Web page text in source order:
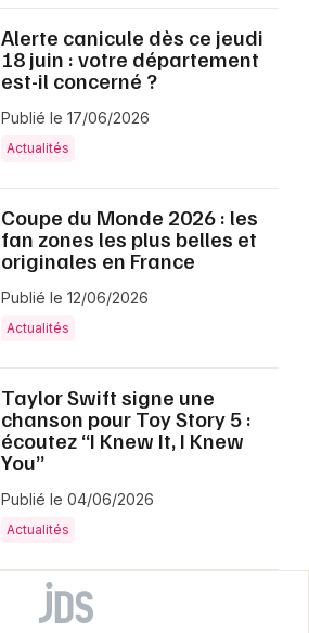
Alerte canicule dès ce jeudi
18 juin : votre département
est-il concerné ?
Publié le 17/06/2026
Actualités
Coupe du Monde 2026 : les
fan zones les plus belles et
originales en France
Publié le 12/06/2026
Actualités
Taylor Swift signe une
chanson pour Toy Story 5 :
écoutez “I Knew It, I Knew
You”
Publié le 04/06/2026
Actualités